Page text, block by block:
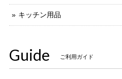
キッチン用品
Guide ご利用ガイド